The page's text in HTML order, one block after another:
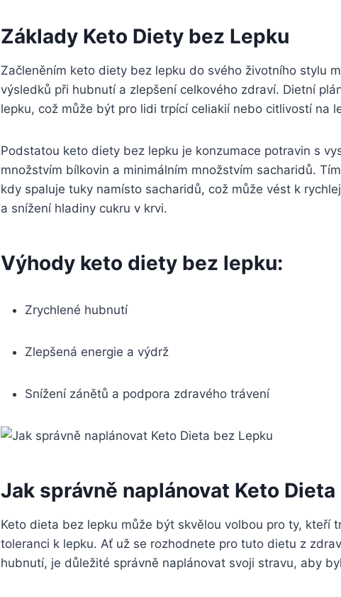
Základy​ Keto Diety bez Lepku
Začleněním keto‌ diety ‌bez lepku do​ svého životního stylu
výsledků při hubnutí a zlepšení celkového‍ zdraví. Dietní
lepku, což​ může být pro lidi trpící celiakií nebo‍ citlivostí ‍na
Podstatou keto diety bez‍ lepku je konzumace‌ potravin s
množstvím bílkovin a minimálním ‌množstvím ⁤sacharidů.
kdy spaluje tuky namísto sacharidů, což může vést k
a ⁣snížení‌ hladiny cukru v krvi.
Výhody keto diety bez lepku:
Zrychlené hubnutí
Zlepšená energie a výdrž
Snížení zánětů a podpora zdravého trávení
Jak správně naplánovat Keto⁢
Keto dieta bez lepku může být skvělou volbou pro ty, kteří
toleranci‌ k lepku. Ať už se rozhodnete ⁣pro tuto dietu z
hubnutí, je důležité správně ​naplánovat ​svoji stravu, aby